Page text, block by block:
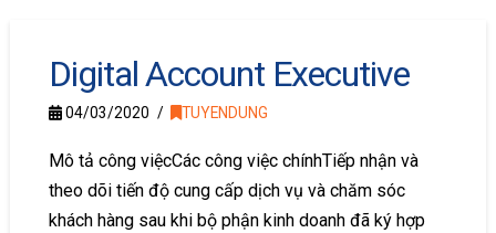
Digital Account Executive
04/03/2020 TUYENDUNG
Mô tả công việcCác công việc chínhTiếp nhận và
theo dõi tiến độ cung cấp dịch vụ và chăm sóc
khách hàng sau khi bộ phận kinh doanh đã ký hợp